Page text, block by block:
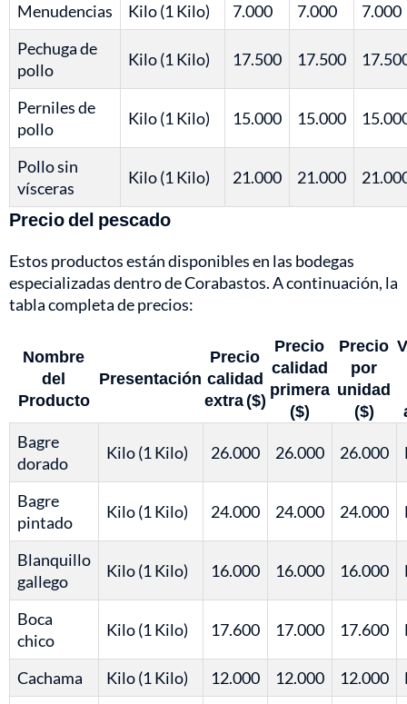
Menudencias
Kilo (1 Kilo) 7.000 7.000
7.000
Pechuga de
pollo
Kilo (1 Kilo) 17.500 17.500
Perniles de
pollo
Kilo (1 Kilo) 15.000 15.000
Pollo sin
vísceras
Kilo (1 Kilo) 21.000 21.000
Precio del pescado
Estos productos están disponibles en las bodegas
especializadas dentro de Corabastos. A continuación, la
tabla completa de precios:
Nombre
del
Producto
Presentación
Precio
calidad
extra ($)
Precio
calidad
primera
($)
Precio
por
unidad
($)
Bagre
dorado
Kilo (1 Kilo) 26.000 26.000 26.000
Bagre
pintado
Kilo (1 Kilo) 24.000 24.000 24.000
Blanquillo
gallego
Kilo (1 Kilo) 16.000 16.000 16.000
Boca
chico
Kilo (1 Kilo) 17.600 17.000 17.600
Cachama Kilo (1 Kilo) 12.000 12.000 12.000